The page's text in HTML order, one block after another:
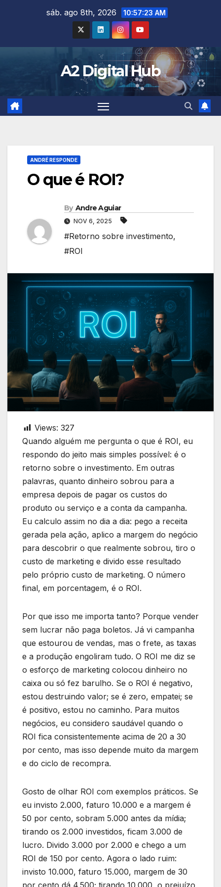
sáb. ago 8th, 2026 10:57:24 AM
A2 Digital Hub
ANDRÉ RESPONDE
O que é ROI?
By Andre Aguiar
NOV 6, 2025
#Retorno sobre investimento,
#ROI
Views: 327
Quando alguém me pergunta o que é ROI, eu
respondo do jeito mais simples possível: é o
retorno sobre o investimento. Em outras
palavras, quanto dinheiro sobrou para a
empresa depois de pagar os custos do
produto ou serviço e a conta da campanha.
Eu calculo assim no dia a dia: pego a receita
gerada pela ação, aplico a margem do negócio
para descobrir o que realmente sobrou, tiro o
custo de marketing e divido esse resultado
pelo próprio custo de marketing. O número
final, em porcentagem, é o ROI.
Por que isso me importa tanto? Porque vender
sem lucrar não paga boletos. Já vi campanha
que estourou de vendas, mas o frete, as taxas
e a produção engoliram tudo. O ROI me diz se
o esforço de marketing colocou dinheiro no
caixa ou só fez barulho. Se o ROI é negativo,
estou destruindo valor; se é zero, empatei; se
é positivo, estou no caminho. Para muitos
negócios, eu considero saudável quando o
ROI fica consistentemente acima de 20 a 30
por cento, mas isso depende muito da margem
e do ciclo de recompra.
Gosto de olhar ROI com exemplos práticos. Se
eu invisto 2.000, faturo 10.000 e a margem é
50 por cento, sobram 5.000 antes da mídia;
tirando os 2.000 investidos, ficam 3.000 de
lucro. Divido 3.000 por 2.000 e chego a um
ROI de 150 por cento. Agora o lado ruim:
invisto 10.000, faturo 15.000, margem de 30
por cento dá 4.500; tirando 10.000, o prejuízo